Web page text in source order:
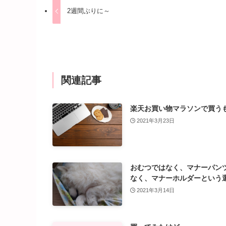
2週間ぶりに～
関連記事
楽天お買い物マラソンで買う
2021年3月23日
おむつではなく、マナーパン
なく、マナーホルダーという
2021年3月14日